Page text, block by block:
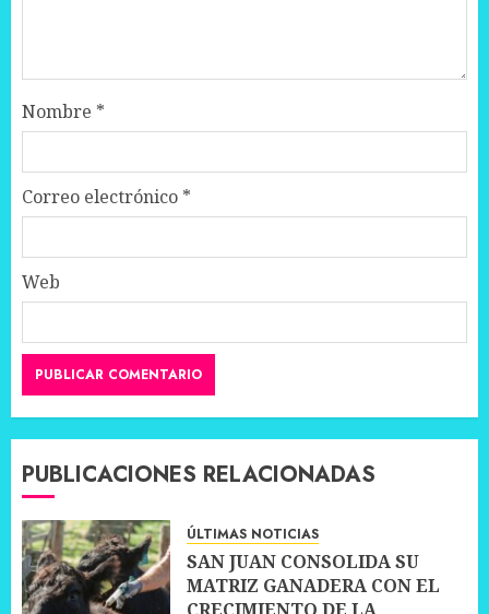
Nombre *
Correo electrónico *
Web
PUBLICACIONES RELACIONADAS
ÚLTIMAS NOTICIAS
SAN JUAN CONSOLIDA SU
MATRIZ GANADERA CON EL